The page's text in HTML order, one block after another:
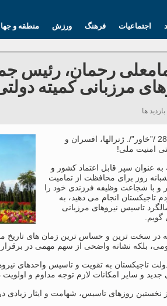
منطقه و ورزش فرهنگ اجتماعیات
رحمان، رئیس
مرزبانی کمیته
دوشنبه، 28.05.2021 /”خاور”/. ژنرالها، افسران و
امنیت ملی!
عنوان سپر قابل اعتماد کشور و
روز برای محافظت از تمامیت
و با شجاعت وظیفه فرزندی خود را
تاجیکستان انجام می دهید، به
مین سالگرد تاسیس نیروهای مرزبانی
در سخت ترین و حساس ترین زمان های تاریخ
بلکه نشانه واضحی از سهم مهمی در
تاجیکستان به تقویت و تاسیس واحدهای
و سایر امکانات لازم توجه مداوم و اولویت
نخستین روزهای تاسیس، شهامت و ایثار زیادی